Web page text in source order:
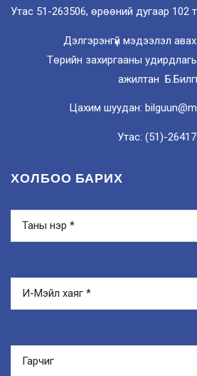
Утас 51-263506, өрөөний дугаар 102
Дэлгэрэнгүй мэдээлэл
Төрийн захиргааны
ажилтан
Цахим шуудан:
Утас: (51)-
ХОЛБОО БАРИХ